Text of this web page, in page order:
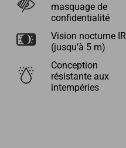
Vision nocturne IR
(jusqu’à 5 m)
Conception
résistante aux
intempéries
masquage de
confidentialité